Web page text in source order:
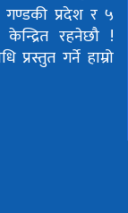
गण्डकी प्रदेश र ५
रहनेछौ !
प्रस्तुत गर्ने हाम्रो